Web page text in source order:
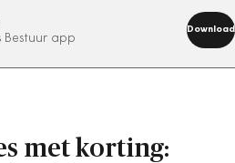
Bestuur app
Download
nu
met korting: